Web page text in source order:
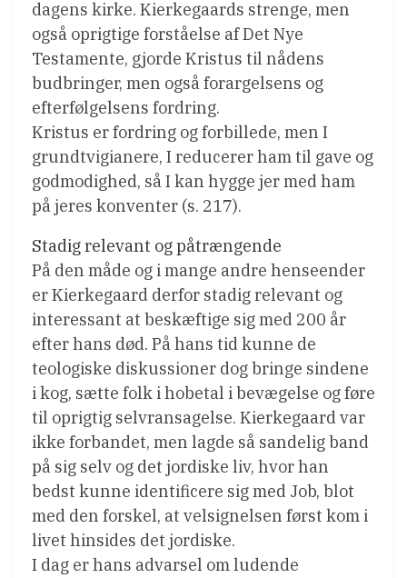
dagens kirke. Kierkegaards strenge, men
også oprigtige forståelse af Det Nye
Testamente, gjorde Kristus til nådens
budbringer, men også forargelsens og
efterfølgelsens fordring.
Kristus er fordring og forbillede, men I
grundtvigianere, I reducerer ham til gave og
godmodighed, så I kan hygge jer med ham
på jeres konventer (s. 217).
Stadig relevant og påtrængende
På den måde og i mange andre henseender
er Kierkegaard derfor stadig relevant og
interessant at beskæftige sig med 200 år
efter hans død. På hans tid kunne de
teologiske diskussioner dog bringe sindene
i kog, sætte folk i hobetal i bevægelse og føre
til oprigtig selvransagelse. Kierkegaard var
ikke forbandet, men lagde så sandelig band
på sig selv og det jordiske liv, hvor han
bedst kunne identificere sig med Job, blot
med den forskel, at velsignelsen først kom i
livet hinsides det jordiske.
I dag er hans advarsel om ludende